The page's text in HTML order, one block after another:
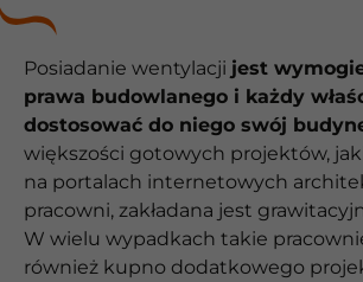
Posiadanie wentylacji jest
prawa budowlanego i każdy
dostosować do niego swój
większości gotowych projektów,
na portalach internetowych
pracowni, zakładana jest
W wielu wypadkach takie
również kupno dodatkowego